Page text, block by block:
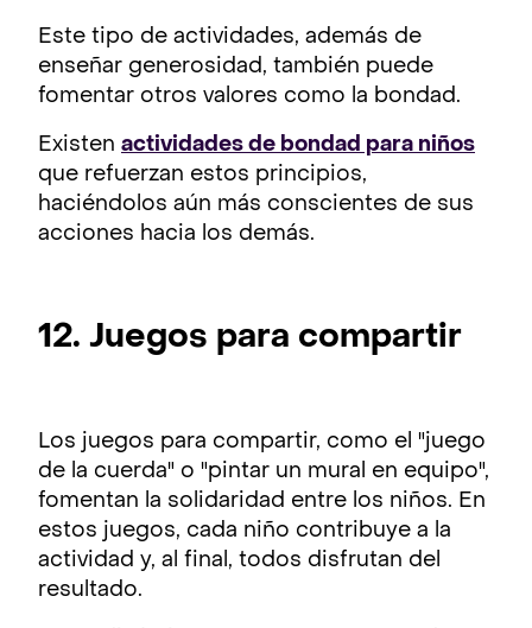
Este tipo de actividades, además de
enseñar generosidad, también puede
fomentar otros valores como la bondad.
Existen actividades de bondad para niños
que refuerzan estos principios,
haciéndolos aún más conscientes de sus
acciones hacia los demás.
12. Juegos para compartir
Los juegos para compartir, como el "juego
de la cuerda" o "pintar un mural en equipo",
fomentan la solidaridad entre los niños. En
estos juegos, cada niño contribuye a la
actividad y, al final, todos disfrutan del
resultado.